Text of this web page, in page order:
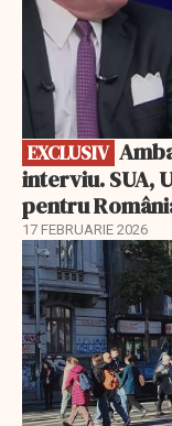
EXCLUSIV
interviu. SUA,
pentru
17 FEBRUARIE 2026